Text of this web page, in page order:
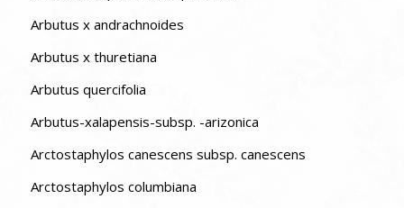
Arbutus x andrachnoides
Arbutus x thuretiana
Arbutus quercifolia
Arbutus-xalapensis-subsp. -arizonica
Arctostaphylos canescens subsp. canescens
Arctostaphylos columbiana